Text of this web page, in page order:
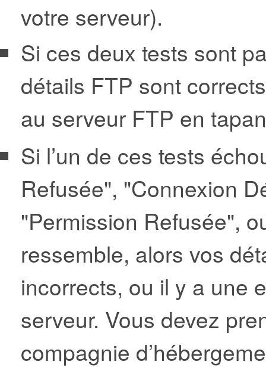
votre serveur).
Si ces deux tests sont
détails FTP sont
au serveur FTP en
Si l’un de ces tests
Refusée", "Connexion
"Permission Refusée",
ressemble, alors vos
incorrects, ou il y a une
serveur. Vous devez
compagnie